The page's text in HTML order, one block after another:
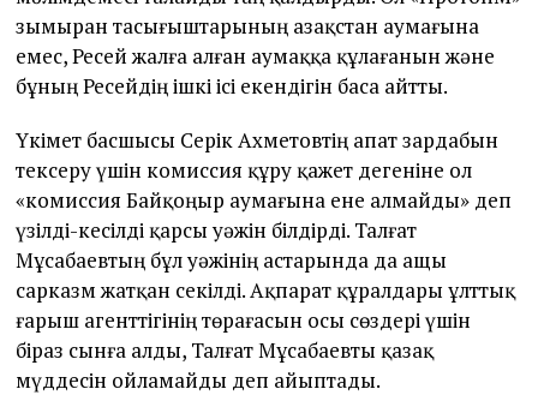
зымыран тасығыштарының Қазақстан аумағына
емес, Ресей жалға алған аумаққа құлағанын және
бұның Ресейдің ішкі ісі екендігін баса айтты.
Үкімет басшысы Серік Ахметовтің апат зардабын
тексеру үшін комиссия құру қажет дегеніне ол
«комиссия Байқоңыр аумағына ене алмайды» деп
үзілді-кесілді қарсы уәжін білдірді. Талғат
Мұсабаевтың бұл уәжінің астарында да ащы
сарказм жатқан секілді. Ақпарат құралдары ұлттық
ғарыш агенттігінің төрағасын осы сөздері үшін
біраз сынға алды, Талғат Мұсабаевты қазақ
мүддесін ойламайды деп айыптады.